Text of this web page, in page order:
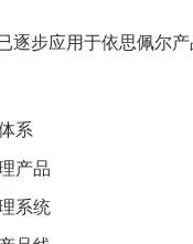
逐步应用于依思佩尔
系
产品
系统